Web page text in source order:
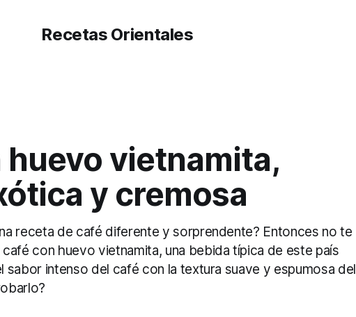
Recetas Orientales
huevo vietnamita,
y cremosa
receta de café diferente y sorprendente? Entonces no te
con huevo vietnamita, una bebida típica de este país
sabor intenso del café con la textura suave y espumosa del